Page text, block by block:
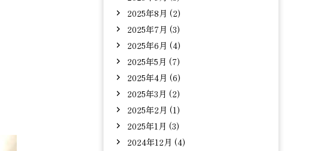
2025年8月 (2)
2025年7月 (3)
2025年6月 (4)
2025年5月 (7)
2025年4月 (6)
2025年3月 (2)
2025年2月 (1)
2025年1月 (3)
2024年12月 (4)